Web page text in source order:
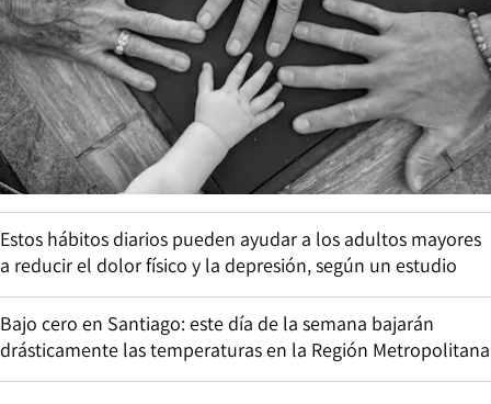
Estos hábitos diarios pueden ayudar a los adultos mayores
a reducir el dolor físico y la depresión, según un estudio
Bajo cero en Santiago: este día de la semana bajarán
drásticamente las temperaturas en la Región Metropolitana